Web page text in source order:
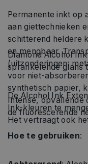
Permanente inkt op
aan giettechnieken en creatieve ontwerpen. De
schitterend heldere kleuren zijn
en mengbaar.
(uitzonderingen:
voor niet-
synthetisch papier, keramiek,
Intense, opvallende
de fluorescerende
Diamond Alcohol Ink voegt
sprankelende glans
De Alcohol Ink Extender wordt gebruikt om Alcohol
Ink-kleuren te mengen, lichter te maken en op
Het vertraagt ​​ook
Hoe te gebruiken: